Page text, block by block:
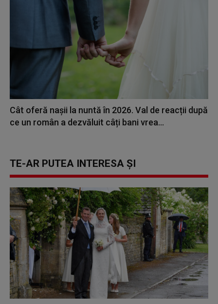
Cât oferă nașii la nuntă în 2026. Val de reacții după
ce un român a dezvăluit câți bani vrea...
TE-AR PUTEA INTERESA ȘI